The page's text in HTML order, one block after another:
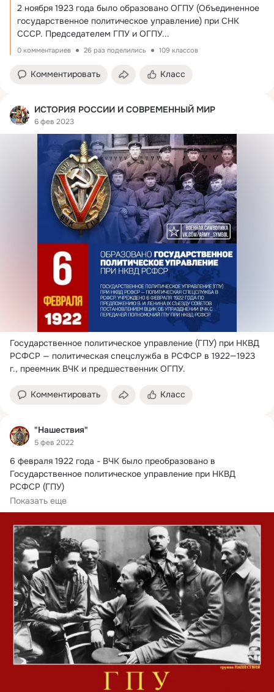
2 ноября 1923 года было образовано ОГПУ (Объединенное
государственное политическое управление) при СНК
СССР. Председателем ГПУ и ОГПУ...
0 комментариев 26 раз поделились 109 классов
Комментировать Класс
ИСТОРИЯ РОССИИ И СОВРЕМЕННЫЙ МИР
6 фев 2023
Государственное политическое управление (ГПУ) при НКВД
РСФСР — политическая спецслужба в РСФСР в 1922—1923
г., преемник ВЧК и предшественник ОГПУ.
Комментировать Класс
"Нашествия"
5 фев 2022
6 февраля 1922 года - ВЧК было преобразовано в
Государственное политическое управление при НКВД
РСФСР (ГПУ)
Государственное Политическое...
Показать еще